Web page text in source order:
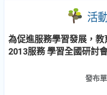
活
為促進服務學習發展，
2013服務 學習全國研討
發布